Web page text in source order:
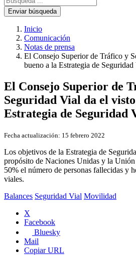
Enviar búsqueda
Inicio
Comunicación
Notas de prensa
El Consejo Superior de Tráfico y
bueno a la Estrategia de
El Consejo Superior de
Seguridad Vial da el
Estrategia de Seguridad
Fecha actualización: 15 febrero 2022
Los objetivos de la Estrategia de
propósito de Naciones Unidas y la
50% el número de personas fallecidas y
viales.
Balances Seguridad Vial Movilidad
X
Facebook
Bluesky
Mail
Copiar URL